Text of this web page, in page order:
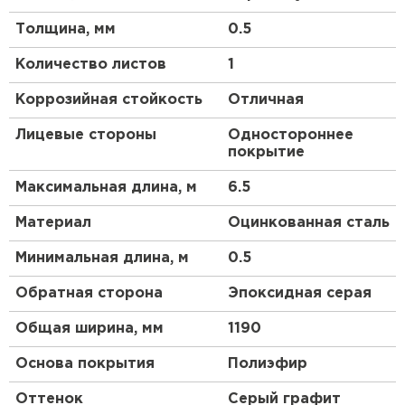
составе полиуретан, VikingMP®E отлично
противостоит случайным повреждениям и
царапинам. Данная характеристика облегчает
перевозку, установку и эксплуатацию кровли.
Полиэфирный компонент обеспечивает высокий
уровень эластичности и предотвращает
обработку, полимер становится
грязеотталкивающим, противостоит воздействию
воды и агрессивных химических соединений.
Надёжность декоративного слоя зафиксирована в
ходе испытаний Московского института стали и
сплавов. 1000 часов образец провёл в камере
соляного тумана, но это не вызвало ржавчину в
месте надреза. Мы уверены в качестве своей
продукции и предлагаем гарантию на покрытие
до 30 лет*. VikingMP
E — надёжность и стиль
вашего дома.
Преимущества:
Толщина, мм 0.5
Количество листов 1
Коррозийная стойкость Отличная
Лицевые стороны
Одностороннее
покрытие
Максимальная длина, м 6.5
Материал Оцинкованная сталь
Минимальная длина, м 0.5
Обратная сторона Эпоксидная серая
Общая ширина, мм 1190
Основа покрытия Полиэфир
Оттенок Серый графит